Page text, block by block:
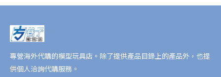
專營海外代購的模型玩具店。除了提供產品目錄上的產品外，也提
供個人洽詢代購服務。